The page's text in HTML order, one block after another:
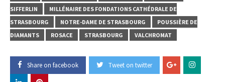
SIFFERLIN
MILLÉNAIRE DES FONDATIONS CATHÉDRALE DE
STRASBOURG
NOTRE-DAME DE STRASBOURG
POUSSIÈRE DE
DIAMANTS
ROSACE STRASBOURG VALCHROMAT
Share on facebook Tweet on twitter